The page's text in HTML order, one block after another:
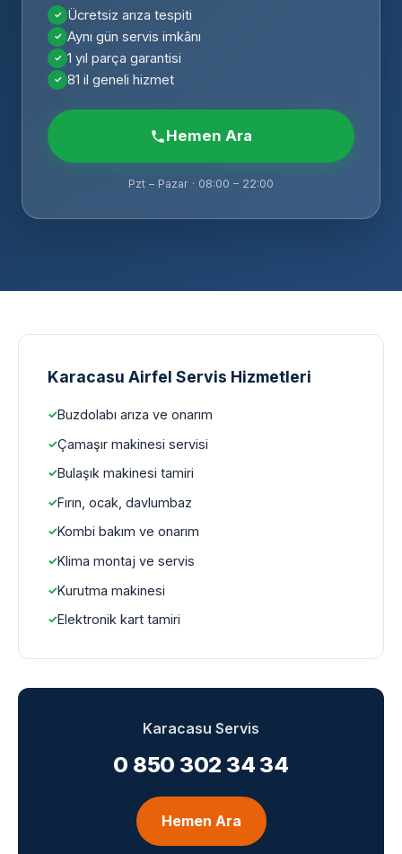
Ücretsiz arıza tespiti
Aynı gün servis imkânı
1 yıl parça garantisi
81 il geneli hizmet
Hemen Ara
Pzt – Pazar · 08:00 – 22:00
Karacasu Airfel Servis Hizmetleri
Buzdolabı arıza ve onarım
Çamaşır makinesi servisi
Bulaşık makinesi tamiri
Fırın, ocak, davlumbaz
Kombi bakım ve onarım
Klima montaj ve servis
Kurutma makinesi
Elektronik kart tamiri
Karacasu Servis
0 850 302 34 34
Hemen Ara